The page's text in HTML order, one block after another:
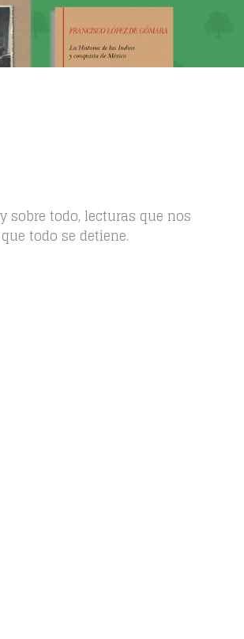
sobre todo, lecturas que nos
todo se detiene.